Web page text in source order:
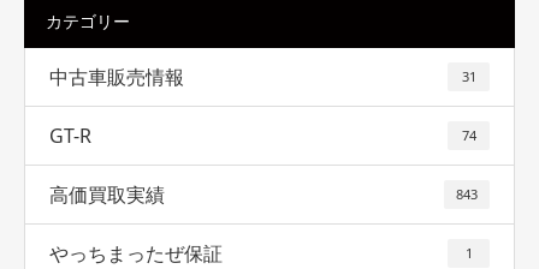
カテゴリー
中古車販売情報 31
GT-R 74
高価買取実績 843
やっちまったぜ保証 1